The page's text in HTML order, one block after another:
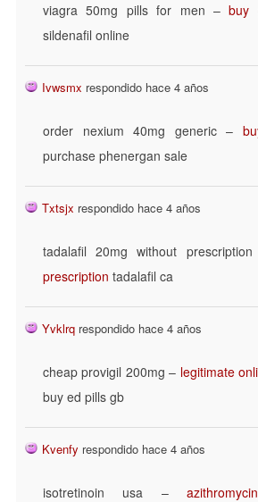
viagra 50mg pills for men –buy
sildenafil online
Ivwsmx respondido hace 4 años
order nexium 40mg generic –
purchase phenergan sale
Txtsjx respondido hace 4 años
tadalafil 20mg without
prescription tadalafil ca
Yvklrq respondido hace 4 años
cheap provigil 200mg – legitimate
buy ed pills gb
Kvenfy respondido hace 4 años
isotretinoin usa –